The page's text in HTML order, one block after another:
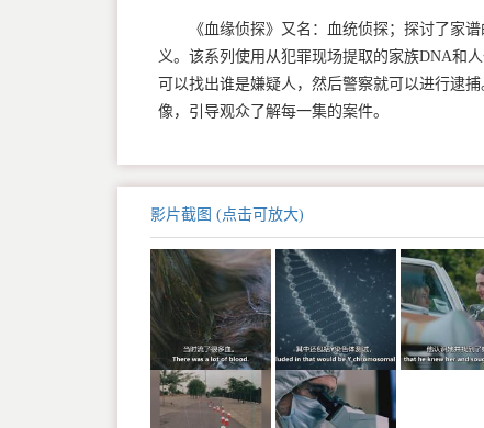
《血缘侦探》又名：血统侦探；探讨了家
义。该系列使用从犯罪现场提取的家族DNA和
可以找出谁是嫌疑人，然后警察就可以进行逮
像，引导观众了解每一集的案件。
影片截图 (点击可放大)